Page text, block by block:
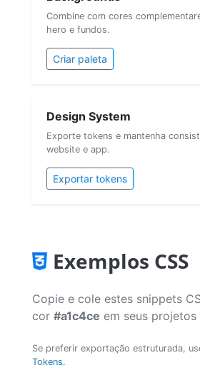
Combine com cores
hero e fundos.
Criar paleta
Design System
Exporte tokens e mantenha
website e app.
Exportar tokens
Exemplos CSS
Copie e cole estes snippets
cor #a1c4ce em seus projetos
Se preferir exportação estruturada,
Tokens.